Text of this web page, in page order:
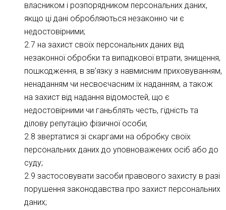
власником і розпорядником персональних даних,
якщо ці дані обробляються незаконно чи є
недостовірними;
2.7 на захист своїх персональних даних від
незаконної обробки та випадкової втрати, знищення,
пошкодження, в зв’язку з навмисним приховуванням,
ненаданням чи несвоєчасним їх наданням, а також
на захист від надання відомостей, що є
недостовірними чи ганьблять честь, гідність та
ділову репутацію фізичної особи;
2.8 звертатися зі скаргами на обробку своїх
персональних даних до уповноважених осіб або до
суду;
2.9 застосовувати засоби правового захисту в разі
порушення законодавства про захист персональних
даних;